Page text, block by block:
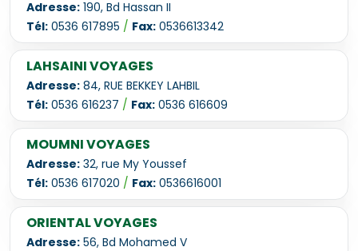
Adresse: 190, Bd Hassan II
Tél: 0536 617895 / Fax: 0536613342
LAHSAINI VOYAGES
Adresse: 84, RUE BEKKEY LAHBIL
Tél: 0536 616237 / Fax: 0536 616609
MOUMNI VOYAGES
Adresse: 32, rue My Youssef
Tél: 0536 617020 / Fax: 0536616001
ORIENTAL VOYAGES
Adresse: 56, Bd Mohamed V